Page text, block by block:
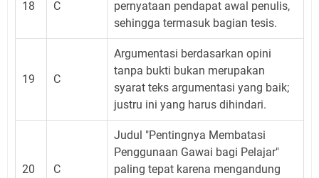
18 C
pernyataan pendapat awal penulis,
sehingga termasuk bagian tesis.
19 C
Argumentasi berdasarkan opini
tanpa bukti bukan merupakan
syarat teks argumentasi yang baik;
justru ini yang harus dihindari.
20 C
Judul "Pentingnya Membatasi
Penggunaan Gawai bagi Pelajar"
paling tepat karena mengandung